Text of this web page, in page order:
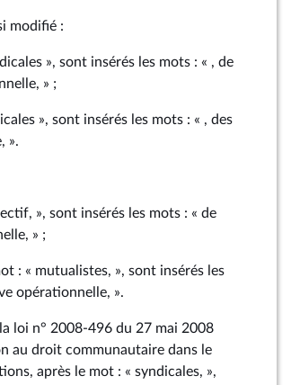
modifié :
», sont insérés les mots : « , de
» ;
», sont insérés les mots : « , des
».
», sont insérés les mots : « de
» ;
: « mutualistes, », sont insérés les
opérationnelle, ».
loi n° 2008‑496 du 27 mai 2008
au droit communautaire dans le
après le mot : « syndicales, »,